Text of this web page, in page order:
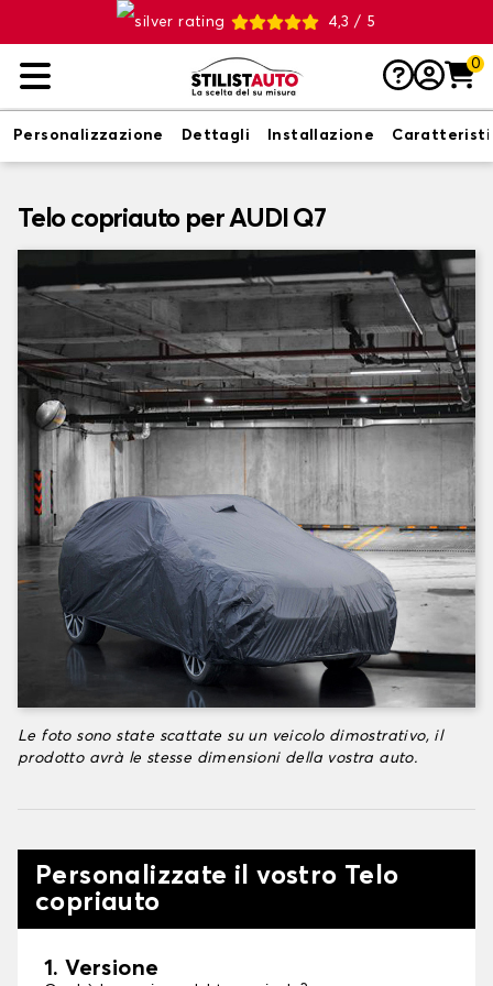
4,3 / 5
0
Personalizzazione Dettagli Installazione
Telo copriauto per AUDI Q7
Le foto sono state scattate su un veicolo dimostrativo, il
prodotto avrà le stesse dimensioni della vostra auto.
Personalizzate il vostro Telo
copriauto
1. Versione